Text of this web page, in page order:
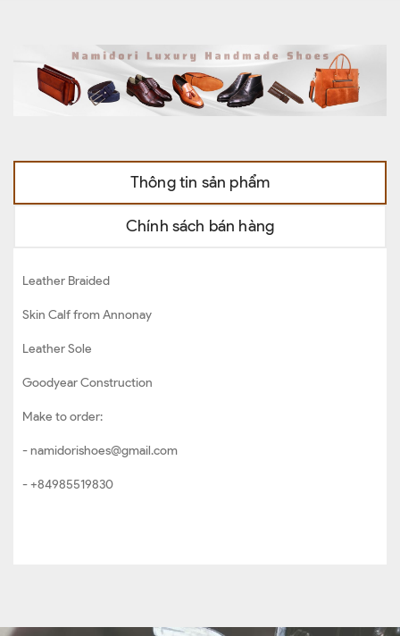
Thông tin sản phẩm
Chính sách bán hàng
Leather Braided
Skin Calf from Annonay
Leather Sole
Goodyear Construction
Make to order:
- namidorishoes@gmail.com
- +84985519830